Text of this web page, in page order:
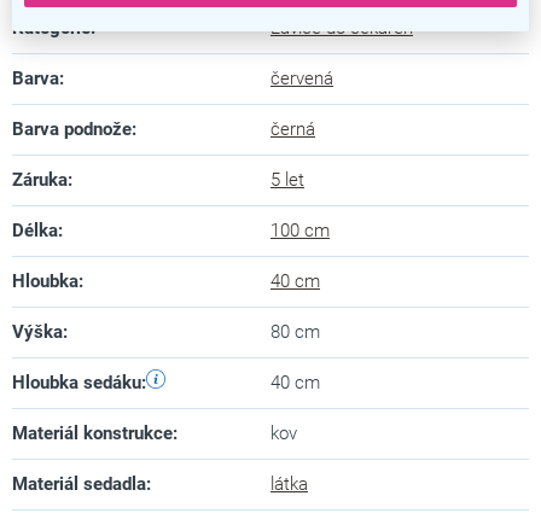
Kategorie: Lavice do čekáren
Barva: červená
Barva podnože: černá
Záruka: 5 let
Délka: 100 cm
Hloubka: 40 cm
Výška: 80 cm
Hloubka sedáku: 40 cm
Materiál konstrukce: kov
Materiál sedadla: látka